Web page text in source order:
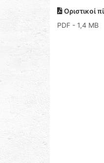
Οριστικοί
PDF - 1,4 MB